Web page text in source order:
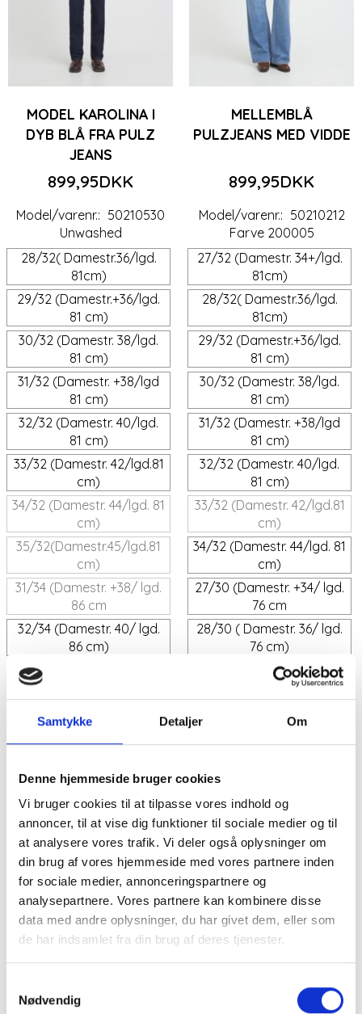
Samtykke Detaljer Om
Denne hjemmeside bruger cookies
Vi bruger cookies til at tilpasse vores indhold og
annoncer, til at vise dig funktioner til sociale medier og til
at analysere vores trafik. Vi deler også oplysninger om
din brug af vores hjemmeside med vores partnere inden
for sociale medier, annonceringspartnere og
analysepartnere. Vores partnere kan kombinere disse
data med andre oplysninger, du har givet dem, eller som
de har indsamlet fra din brug af deres tjenester.
Nødvendig
MODEL KAROLINA I
DYB BLÅ FRA PULZ
JEANS
899,95DKK
Model/varenr.: 50210530
Unwashed
28/32( Damestr.36/lgd.
81cm)
29/32 (Damestr.+36/lgd.
81 cm)
30/32 (Damestr. 38/lgd.
81 cm)
31/32 (Damestr. +38/lgd
81 cm)
32/32 (Damestr. 40/lgd.
81 cm)
33/32 (Damestr. 42/lgd.81
cm)
34/32 (Damestr. 44/lgd. 81
cm)
35/32(Damestr.45/lgd.81
cm)
31/34 (Damestr. +38/ lgd.
86 cm
32/34 (Damestr. 40/ lgd.
86 cm)
MELLEMBLÅ
PULZJEANS MED VIDDE
899,95DKK
Model/varenr.: 50210212
Farve 200005
27/32 (Damestr. 34+/lgd.
81cm)
28/32( Damestr.36/lgd.
81cm)
29/32 (Damestr.+36/lgd.
81 cm)
30/32 (Damestr. 38/lgd.
81 cm)
31/32 (Damestr. +38/lgd
81 cm)
32/32 (Damestr. 40/lgd.
81 cm)
33/32 (Damestr. 42/lgd.81
cm)
34/32 (Damestr. 44/lgd. 81
cm)
27/30 (Damestr. +34/ lgd.
76 cm
28/30 ( Damestr. 36/ lgd.
76 cm)
7